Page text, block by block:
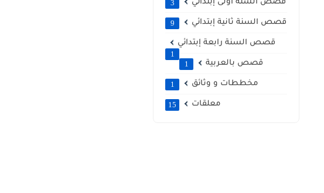
قصص السنة أولى إبتدائي 3
قصص السنة ثانية إبتدائي 9
قصص السنة رابعة إبتدائي
1
قصص بالعربية
1
مخططات و وثائق 1
معلقات 15